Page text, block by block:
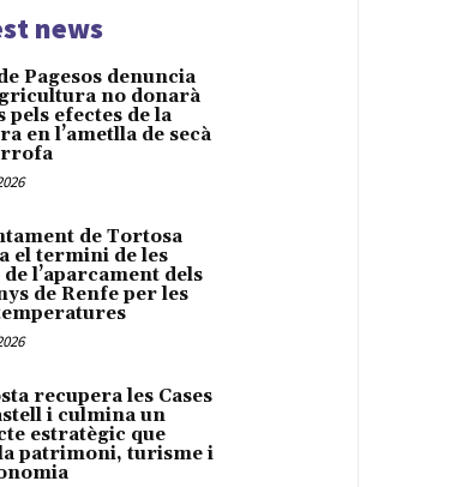
news
Pagesos denuncia
no donarà
pels efectes de la
en l’ametlla de secà
de Tortosa
el termini de les
l’aparcament dels
de Renfe per les
recupera les Cases
i culmina un
estratègic que
patrimoni, turisme i